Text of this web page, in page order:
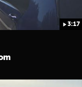
3:17